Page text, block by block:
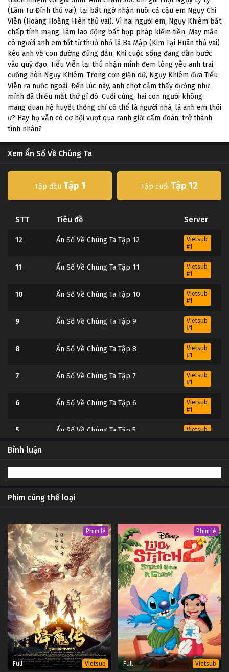
(Lâm Tư Đình thủ vai), lại bất ngờ nhận nuôi cả cậu em Ngụy Chi
Viễn (Hoàng Hoằng Hiên thủ vai). Vì hai người em, Ngụy Khiêm bất
chấp tính mạng, làm lao động bất hợp pháp kiếm tiền. May mắn
có người anh em tốt từ thuở nhỏ là Ba Mập (Kim Tại Huân thủ vai)
kéo anh về con đường đúng đắn. Khi cuộc sống đang dần bước
vào quỹ đạo, Tiểu Viễn lại thú nhận mình đem lòng yêu anh trai,
cưỡng hôn Ngụy Khiêm. Trong cơn giận dữ, Ngụy Khiêm đưa Tiểu
Viễn ra nước ngoài. Đến lúc này, anh chợt cảm thấy dường như
mình đã thiếu mất thứ gì đó. Cuối cùng, hai con người không
mang quan hệ huyết thống chỉ có thể là người nhà, là anh em thôi
ư? Hay họ vẫn có cơ hội vượt qua ranh giới cấm đoán, trở thành
tình nhân?
Xem Ẩn Số Về Chúng Ta
Tập đầu Tập 1 Tập cuối Tập 12
STT Tiêu đề Server
12 Ẩn Số Về Chúng Ta Tập 12
Vietsub
#1
11 Ẩn Số Về Chúng Ta Tập 11
Vietsub
#1
10 Ẩn Số Về Chúng Ta Tập 10
Vietsub
#1
9 Ẩn Số Về Chúng Ta Tập 9
Vietsub
#1
8 Ẩn Số Về Chúng Ta Tập 8
Vietsub
#1
7 Ẩn Số Về Chúng Ta Tập 7
Vietsub
#1
6 Ẩn Số Về Chúng Ta Tập 6
Vietsub
#1
5 Ẩn Số Về Chúng Ta Tập 5
Vietsub
4 Ẩn Số Về Chúng Ta Tập 4
1 Ẩn Số Về Chúng Ta Tập 1
Vietsub
#1
Bình luận
Phim cùng thể loại
Phim lẻ
Full Vietsub
Phim lẻ
Full Vietsub